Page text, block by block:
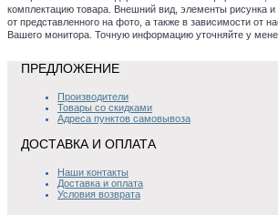
комплектацию товара. Внешний вид, элементы рисунка и
от представленного на фото, а также в зависимости от
Вашего монитора. Точную информацию уточняйте у
ПРЕДЛОЖЕНИЕ
Производители
Товары со скидками
Адреса пунктов самовывоза
ДОСТАВКА И ОПЛАТА
Наши контакты
Доставка и оплата
Условия возврата